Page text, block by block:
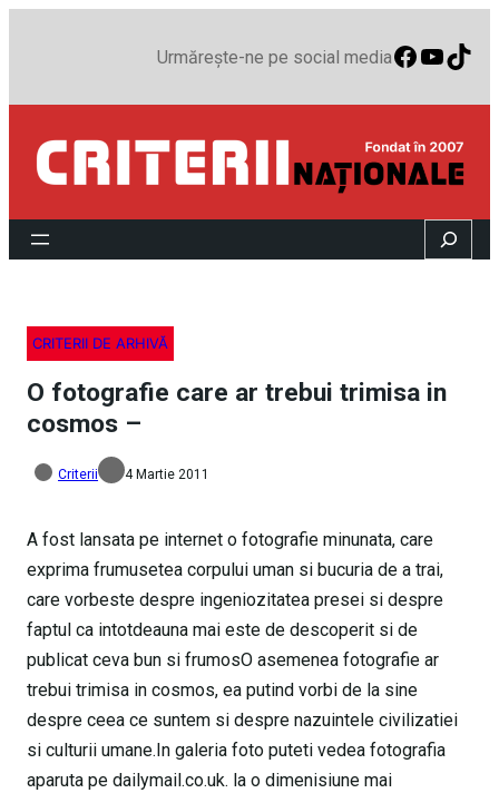
Urmărește-ne pe social media
Search
CRITERII DE ARHIVĂ
O fotografie care ar trebui trimisa in
cosmos –
Criterii 4 Martie 2011
A fost lansata pe internet o fotografie minunata, care
exprima frumusetea corpului uman si bucuria de a trai,
care vorbeste despre ingeniozitatea presei si despre
faptul ca intotdeauna mai este de descoperit si de
publicat ceva bun si frumosO asemenea fotografie ar
trebui trimisa in cosmos, ea putind vorbi de la sine
despre ceea ce suntem si despre nazuintele civilizatiei
si culturii umane.In galeria foto puteti vedea fotografia
aparuta pe dailymail.co.uk. la o dimenisiune mai